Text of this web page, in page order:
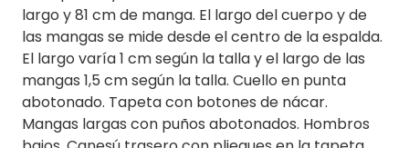
largo y 81 cm de manga. El largo del cuerpo y de
las mangas se mide desde el centro de la espalda.
El largo varía 1 cm según la talla y el largo de las
mangas 1,5 cm según la talla. Cuello en punta
abotonado. Tapeta con botones de nácar.
Mangas largas con puños abotonados. Hombros